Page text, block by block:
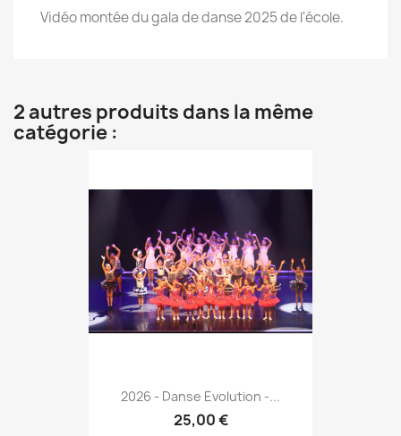
Vidéo montée du gala de danse 2025 de l'école.
2 autres produits dans la même
catégorie :
2026 - Danse Evolution -...
25,00 €